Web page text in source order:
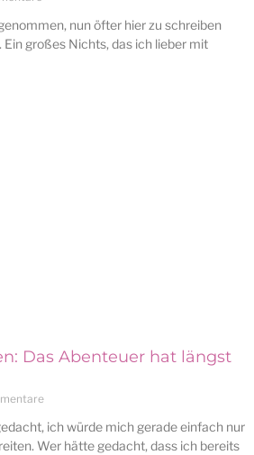
nun öfter hier zu schreiben
großes Nichts, das ich lieber mit
Das Abenteuer hat längst
ich würde mich gerade einfach nur
Wer hätte gedacht, dass ich bereits